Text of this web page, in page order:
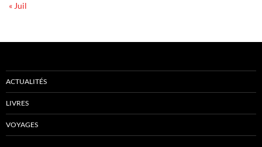
« Juil
ACTUALITÉS
LIVRES
VOYAGES